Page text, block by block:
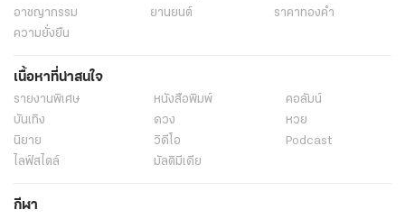
อาชญากรรม
ยานยนต์
ราคาทองคำ
ความยั่งยืน
เนื้อหาที่น่าสนใจ
รายงานพิเศษ หนังสือพิมพ์
คอลัมน์
บันเทิง
ดวง
หวย
นิยาย
วิดีโอ
Podcast
ไลฟ์สไตล์
มัลติมีเดีย
กีฬา